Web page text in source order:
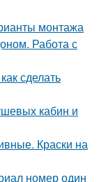
монтажа
Работа с
сделать
кабин и
Краски на
номер один